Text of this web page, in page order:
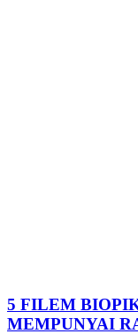
5 FILEM
MEMPUNYAI